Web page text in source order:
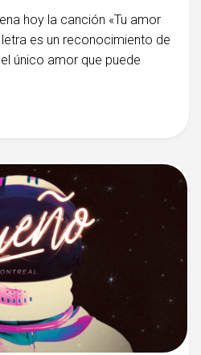
hoy la canción «Tu amor
es un reconocimiento de
único amor que puede